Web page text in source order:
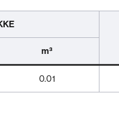
m³
0.01